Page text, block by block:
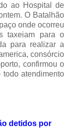
ao Hospital de
O Batalhão
onde ocorreu
taxeiam para o
para realizar a
consórcio
confirmou o
todo atendimento
detidos por